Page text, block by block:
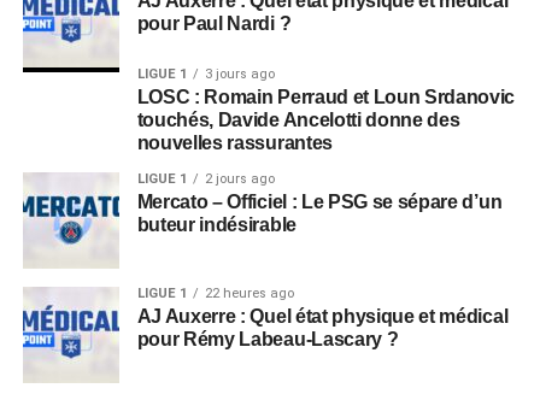
pour Paul Nardi ?
LIGUE 1 3 jours ago
LOSC : Romain Perraud et Loun Srdanovic
touchés, Davide Ancelotti donne des
nouvelles rassurantes
LIGUE 1 2 jours ago
Mercato – Officiel : Le PSG se sépare d’un
buteur indésirable
LIGUE 1 22 heures ago
AJ Auxerre : Quel état physique et médical
pour Rémy Labeau-Lascary ?